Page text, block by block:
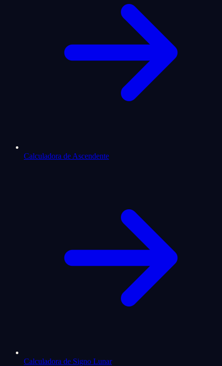
Calculadora de Ascendente
Calculadora de Signo Lunar